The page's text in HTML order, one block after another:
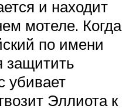
и находит
мотеле. Когда
по имени
защитить
убивает
Эллиота к